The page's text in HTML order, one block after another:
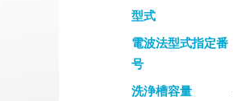
型式
電波法型式指定番
号
洗浄槽容量